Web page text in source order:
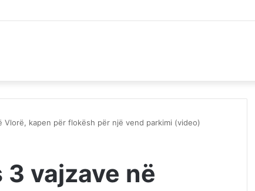
Vlorë, kapen për flokësh për një vend parkimi (video)
vajzave në